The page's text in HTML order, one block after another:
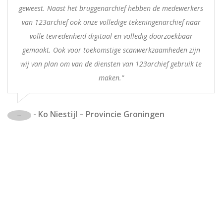
geweest. Naast het bruggenarchief hebben de medewerkers
van 123archief ook onze volledige tekeningenarchief naar
volle tevredenheid digitaal en volledig doorzoekbaar
gemaakt. Ook voor toekomstige scanwerkzaamheden zijn
wij van plan om van de diensten van 123archief gebruik te
maken."
- Ko Niestijl – Provincie Groningen